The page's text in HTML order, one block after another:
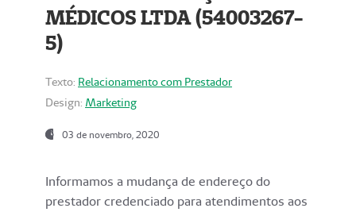
MÉDICOS LTDA (54003267-
5)
Texto: Relacionamento com Prestador
Design: Marketing
03 de novembro, 2020
Informamos a mudança de endereço do
prestador credenciado para atendimentos aos